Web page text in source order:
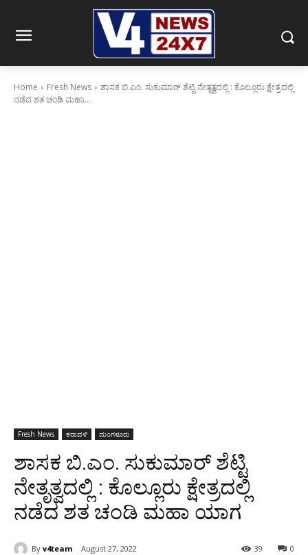
Home Fresh News
ಶಾಸಕ ಬಿ.ಎಂ. ಸುಕುಮಾರ್ ಶೆಟ್ಟಿ ನೇತೃತ್ವದಲ್ಲಿ : ಕೊಲ್ಲೂರು ಕ್ಷೇತ್ರದಲ್ಲಿ
ನಡೆದ ಶತ ಚಂಡಿ ಮಹಾ...
Fresh News ಕರಾವಳಿ ಮಂಗಳೂರು
ಶಾಸಕ ಬಿ.ಎಂ. ಸುಕುಮಾರ್ ಶೆಟ್ಟಿ
ನೇತೃತ್ವದಲ್ಲಿ : ಕೊಲ್ಲೂರು ಕ್ಷೇತ್ರದಲ್ಲಿ
ನಡೆದ ಶತ ಚಂಡಿ ಮಹಾ ಯಾಗ
By v4team August 27, 2022 0
39